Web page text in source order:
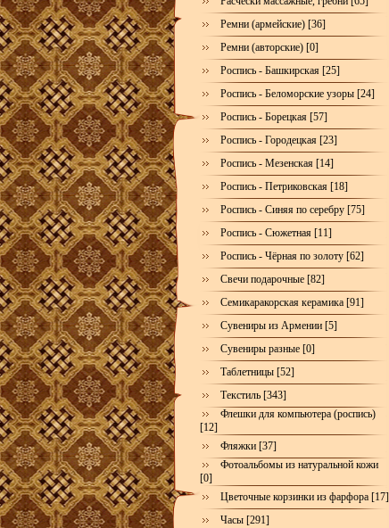
Ремни (армейские) [36]
Ремни (авторские) [0]
Роспись - Башкирская [25]
Роспись - Беломорские узоры [24]
Роспись - Борецкая [57]
Роспись - Городецкая [23]
Роспись - Мезенская [14]
Роспись - Петриковская [18]
Роспись - Синяя по серебру [75]
Роспись - Сюжетная [11]
Роспись - Чёрная по золоту [62]
Свечи подарочные [82]
Семикаракорская керамика [91]
Сувениры из Армении [5]
Сувениры разные [0]
Таблетницы [52]
Текстиль [343]
Флешки для компьютера (роспись)
[12]
Фляжки [37]
Фотоальбомы из натуральной кожи
[0]
Цветочные корзинки из фарфора [17]
Часы [291]